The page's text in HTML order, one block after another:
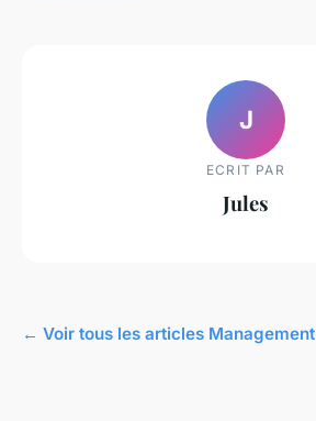
J
ECRIT PAR
Jules
← Voir tous les articles Management